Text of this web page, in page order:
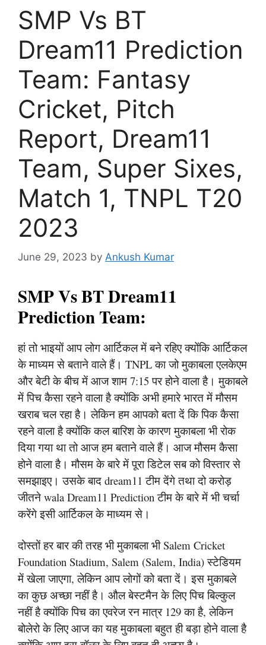
SMP Vs BT
Dream11 Prediction
Team: Fantasy
Cricket, Pitch
Report, Dream11
Team, Super Sixes,
Match 1, TNPL T20
2023
June 29, 2023 by Ankush Kumar
SMP Vs BT Dream11
Prediction Team:
हां तो भाइयों आप लोग आर्टिकल में बने रहिए क्योंकि आर्टिकल
के माध्यम से बताने वाले हैं। TNPL का जो मुकाबला एलकेएम
और बेटी के बीच में आज शाम 7:15 पर होने वाला है। मुकाबले
में पिच कैसा रहने वाला है क्योंकि अभी हमारे भारत में मौसम
खराब चल रहा है। लेकिन हम आपको बता दें कि पिक कैसा
रहने वाला है क्योंकि कल बारिश के कारण मुकाबला भी रोक
दिया गया था तो आज हम बताने वाले हैं। आज मौसम कैसा
होने वाला है। मौसम के बारे में पूरा डिटेल सब को विस्तार से
समझाइए। उसके बाद dream11 टीम देंगे तथा दो करोड़
जीतने wala Dream11 Prediction टीम के बारे में भी चर्चा
करेंगे इसी आर्टिकल के माध्यम से।
दोस्तों हर बार की तरह भी मुकाबला भी Salem Cricket
Foundation Stadium, Salem (Salem, India) स्टेडियम
में खेला जाएगा, लेकिन आप लोगों को बता दें। इस मुकाबले
का कुछ अच्छा नहीं है। औल बेस्टमैन के लिए पिच बिल्कुल
नहीं है क्योंकि पिच का एवरेज रन मात्र 129 का है, लेकिन
बोलेरो के लिए आज का यह मुकाबला बहुत ही बड़ा होने वाला है